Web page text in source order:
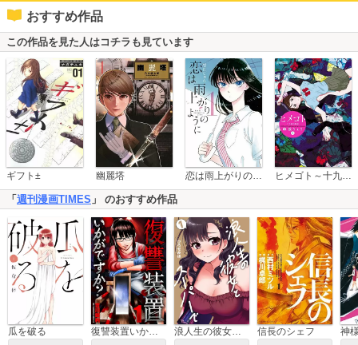
おすすめ作品
この作品を見た人はコチラも見ています
ギフト± 幽麗塔
「 週刊漫画TIMES 」 のおすすめ作品
瓜を破る 信長のシェフ 神